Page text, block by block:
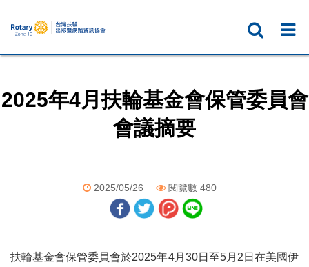
2025年4月扶輪基金會保管委員會
會議摘要
2025/05/26 閱覽數 480
扶輪基金會保管委員會於2025年4月30日至5月2日在美國伊